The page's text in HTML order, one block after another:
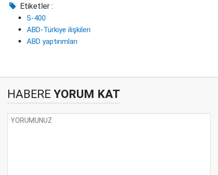
Etiketler :
S-400
ABD-Türkiye ilişkileri
ABD yaptırımları
HABERE YORUM KAT